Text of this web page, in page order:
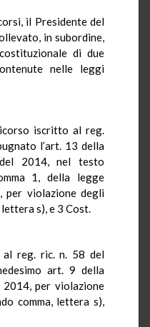
il Presidente del
in subordine,
di due
nelle leggi
iscritto al reg.
l’art. 13 della
2014, nel testo
1, della legge
per violazione degli
s), e 3 Cost.
reg. ric. n. 58 del
art. 9 della
per violazione
comma, lettera s),